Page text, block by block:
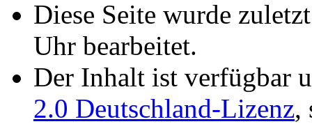
Diese Seite wurde
Uhr bearbeitet.
Der Inhalt ist verfügbar
2.0 Deutschland-Lizenz,